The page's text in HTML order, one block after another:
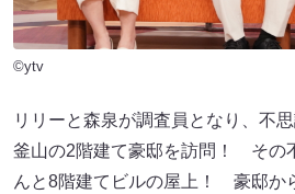
©ytv
リリーと森泉が調査員となり、不
釜山の2階建て豪邸を訪問！ その
んと8階建てビルの屋上！ 豪邸か